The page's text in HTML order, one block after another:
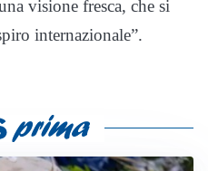
visione fresca, che si
internazionale”.